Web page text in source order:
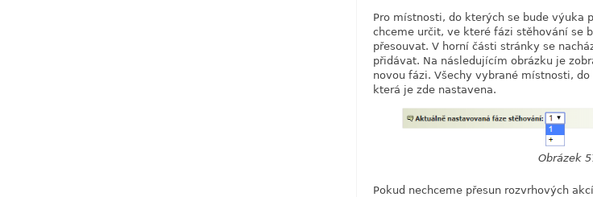
Pro místnosti, do kterých se bude výuka
chceme určit, ve které fázi stěhování se
přesouvat. V horní části stránky se
přidávat. Na následujícím obrázku je
novou fázi. Všechy vybrané místnosti,
která je zde nastavena.
Obrázek
Pokud nechceme přesun rozvrhových